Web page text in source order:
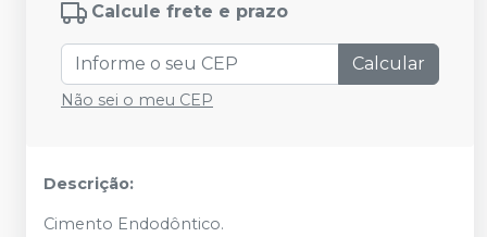
Calcule frete e prazo
Calcular
Não sei o meu CEP
Descrição:
Cimento Endodôntico.